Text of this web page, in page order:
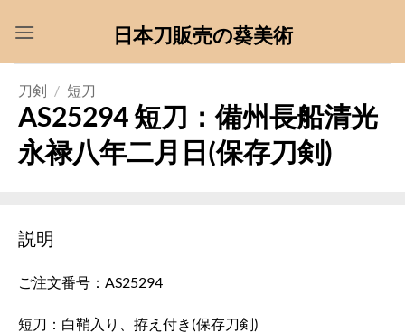
日本刀販売の葵美術
刀剣 / 短刀
AS25294 短刀：備州長船清光
永禄八年二月日(保存刀剣)
説明
ご注文番号：AS25294
短刀：白鞘入り、拵え付き(保存刀剣)